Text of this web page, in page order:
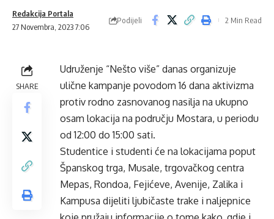
27 Novembra, 2023 7:06
Redakcija Portala
Podijeli 2 Min Read
SHARE
Udruženje “Nešto više” danas organizuje
ulične kampanje povodom 16 dana aktivizma
protiv rodno zasnovanog nasilja na ukupno
osam lokacija na području Mostara, u periodu
od 12:00 do 15:00 sati.
Studentice i studenti će na lokacijama poput
Španskog trga, Musale, trgovačkog centra
Mepas, Rondoa, Fejićeve, Avenije, Zalika i
Kampusa dijeliti ljubičaste trake i naljepnice